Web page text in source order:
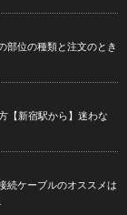
部位の種類と注文のとき
【新宿駅から】迷わな
続ケーブルのオススメは